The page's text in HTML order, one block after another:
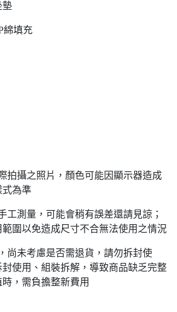
墊
綿填充
拍攝之照片，顏色可能因顯示器造成
式為準
工測量，可能會稍有誤差還請見諒；
圍以免造成尺寸不合無法使用之情況
尚未考慮是否需退貨，請勿拆封使
使用、組裝拆解，導致商品缺乏完整
，需負擔整新費用